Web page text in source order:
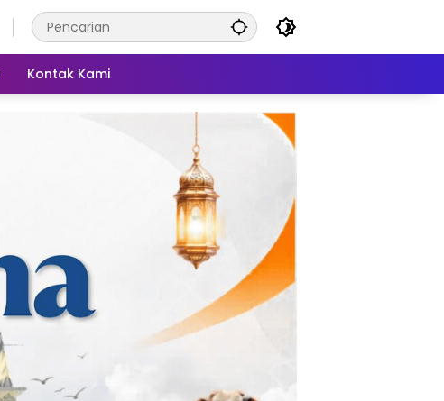
Kontak Kami